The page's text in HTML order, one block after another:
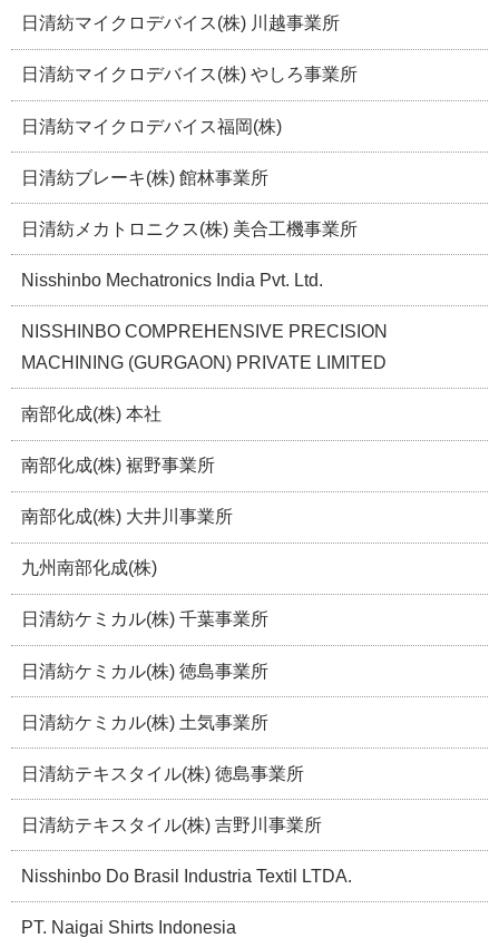
日清紡マイクロデバイス(株) 川越事業所
日清紡マイクロデバイス(株) やしろ事業所
日清紡マイクロデバイス福岡(株)
日清紡ブレーキ(株) 館林事業所
日清紡メカトロニクス(株) 美合工機事業所
Nisshinbo Mechatronics India Pvt. Ltd.
NISSHINBO COMPREHENSIVE PRECISION
MACHINING (GURGAON) PRIVATE LIMITED
南部化成(株) 本社
南部化成(株) 裾野事業所
南部化成(株) 大井川事業所
九州南部化成(株)
日清紡ケミカル(株) 千葉事業所
日清紡ケミカル(株) 徳島事業所
日清紡ケミカル(株) 土気事業所
日清紡テキスタイル(株) 徳島事業所
日清紡テキスタイル(株) 吉野川事業所
Nisshinbo Do Brasil Industria Textil LTDA.
PT. Naigai Shirts Indonesia